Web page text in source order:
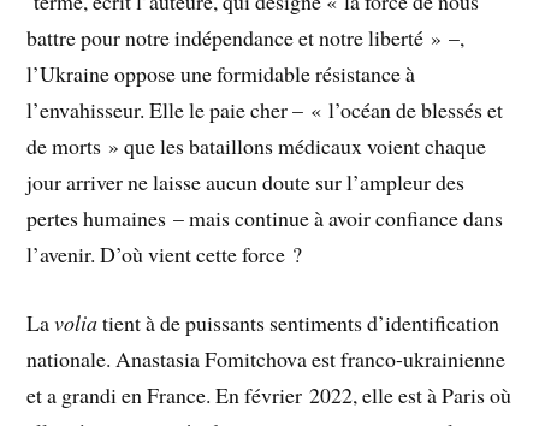
battre pour notre indépendance et notre liberté » –,
l’Ukraine oppose une formidable résistance à
l’envahisseur. Elle le paie cher – « l’océan de blessés et
de morts » que les bataillons médicauxvoient chaque
jour arriver ne laisse aucun doute sur l’ampleur des
pertes humaines – mais continue à avoir confiance dans
l’avenir. D’où vient cette force ?
Lavoliatient à de puissants sentiments d’identification
nationale. Anastasia Fomitchova est franco-ukrainienne
et a grandi en France. En février 2022, elle est à Paris où